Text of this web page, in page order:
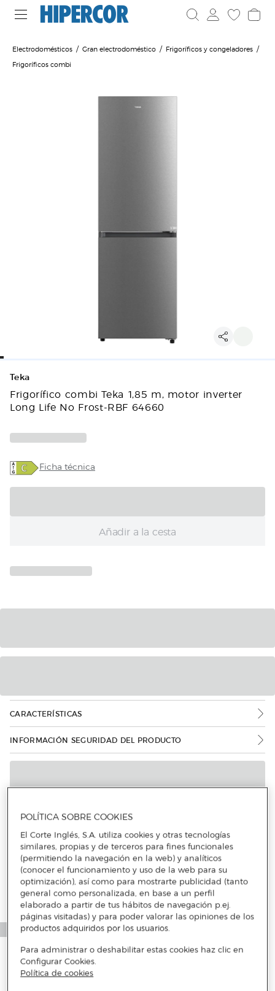
Electrodomésticos Gran electrodoméstico
Frigoríficos y congeladores
Frigoríficos combi
Teka
Frigorífico combi Teka 1,85 m, motor inverter
Long Life No Frost-RBF 64660
Ficha técnica
Añadir a la cesta
CARACTERÍSTICAS
INFORMACIÓN SEGURIDAD DEL PRODUCTO
Más info
POLÍTICA SOBRE COOKIES
El Corte Inglés, S.A. utiliza cookies y otras tecnologías
similares, propias y de terceros para fines funcionales
(permitiendo la navegación en la web) y analíticos
(conocer el funcionamiento y uso de la web para su
optimización), así como para mostrarte publicidad (tanto
general como personalizada, en base a un perfil
elaborado a partir de tus hábitos de navegación p.ej.
páginas visitadas) y para poder valorar las opiniones de los
productos adquiridos por los usuarios.
Para administrar o deshabilitar estas cookies haz clic en
Configurar Cookies.
Política de cookies